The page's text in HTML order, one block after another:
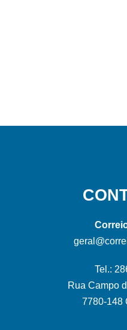
Tel.:
Rua Campo
7780-148